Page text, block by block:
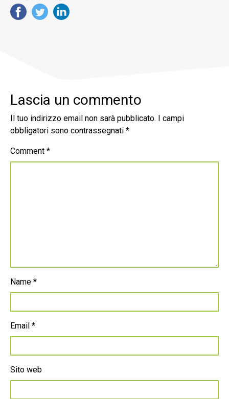
Lascia un commento
Il tuo indirizzo email non sarà pubblicato.
I campi
obbligatori sono contrassegnati *
Comment *
Name *
Email *
Sito web